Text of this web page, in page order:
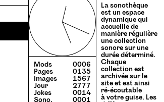
Mods 0006
Pages 0135
Images 1567
Jour 2777
Jokes 0014
La sonothèque
est un espace
dynamique qui
accueille de
manière régulière
une collection
sonore sur une
durée déterminé.
Chaque
collection est
archivée sur le
site et est ainsi
ré-écoutable
à votre guise. Les